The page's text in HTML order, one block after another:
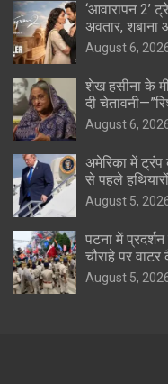
‘आवारापन 2’
अवतार,
August 6,
शेख हसीना के
दी
August 6,
अमेरिका में ट्रंप
से पहले
August 5,
पटना में
चौराहे पर
August 5,